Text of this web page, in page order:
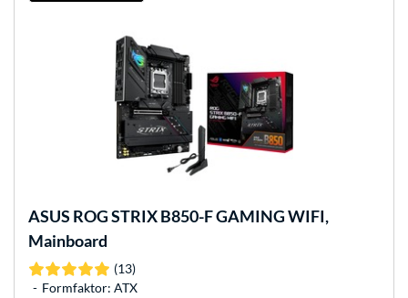
ASUS ROG STRIX B850-F GAMING WIFI,
Mainboard
(13)
Formfaktor: ATX